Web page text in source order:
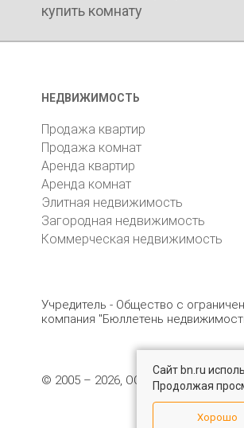
купить комнату
НЕДВИЖИМОСТЬ
Продажа квартир
Продажа комнат
Аренда квартир
Аренда комнат
Элитная недвижимость
Загородная недвижимость
Коммерческая недвижимость
Учредитель - Общество с
компания "Бюллетень
© 2005 – 2026, ООО «УК «БН» 8
Сайт bn.ru
Продолжая
Хорошо